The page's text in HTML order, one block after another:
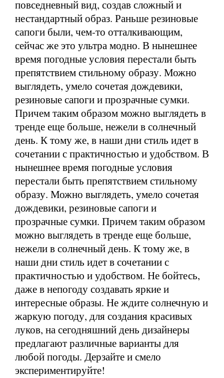
повседневный вид, создав сложный и
нестандартный образ. Раньше резиновые
сапоги были, чем-то отталкивающим,
сейчас же это ультра модно. В нынешнее
время погодные условия перестали быть
препятствием стильному образу. Можно
выглядеть, умело сочетая дождевики,
резиновые сапоги и прозрачные сумки.
Причем таким образом можно выглядеть в
тренде еще больше, нежели в солнечный
день. К тому же, в наши дни стиль идет в
сочетании с практичностью и удобством. В
нынешнее время погодные условия
перестали быть препятствием стильному
образу. Можно выглядеть, умело сочетая
дождевики, резиновые сапоги и
прозрачные сумки. Причем таким образом
можно выглядеть в тренде еще больше,
нежели в солнечный день. К тому же, в
наши дни стиль идет в сочетании с
практичностью и удобством. Не бойтесь,
даже в непогоду создавать яркие и
интересные образы. Не ждите солнечную и
жаркую погоду, для создания красивых
луков, на сегодняшний день дизайнеры
предлагают различные варианты для
любой погоды. Дерзайте и смело
экспериментируйте!